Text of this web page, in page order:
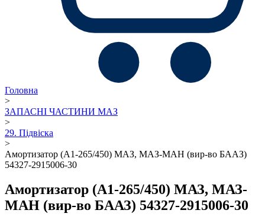
Головна
>
ЗАПАСНІ ЧАСТИНИ МАЗ
>
29. Підвіска
>
Амортизатор (А1-265/450) МАЗ, МАЗ-МАН (вир-во БААЗ)
54327-2915006-30
Амортизатор (А1-265/450) МАЗ, МАЗ-
МАН (вир-во БААЗ) 54327-2915006-30